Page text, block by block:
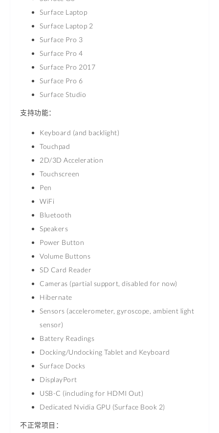
Surface Laptop
Surface Laptop 2
Surface Pro 3
Surface Pro 4
Surface Pro 2017
Surface Pro 6
Surface Studio
支持功能：
Keyboard (and backlight)
Touchpad
2D/3D Acceleration
Touchscreen
Pen
WiFi
Bluetooth
Speakers
Power Button
Volume Buttons
SD Card Reader
Cameras (partial support, disabled for now)
Hibernate
Sensors (accelerometer, gyroscope, ambient light
sensor)
Battery Readings
Docking/Undocking Tablet and Keyboard
Surface Docks
DisplayPort
USB-C (including for HDMI Out)
Dedicated Nvidia GPU (Surface Book 2)
不正常项目：